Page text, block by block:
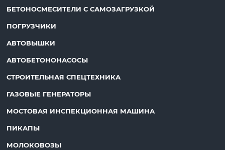
БЕТОНОСМЕСИТЕЛИ С САМОЗАГРУЗКОЙ
ПОГРУЗЧИКИ
АВТОВЫШКИ
АВТОБЕТОНОНАСОСЫ
СТРОИТЕЛЬНАЯ СПЕЦТЕХНИКА
ГАЗОВЫЕ ГЕНЕРАТОРЫ
МОСТОВАЯ ИНСПЕКЦИОННАЯ МАШИНА
ПИКАПЫ
МОЛОКОВОЗЫ